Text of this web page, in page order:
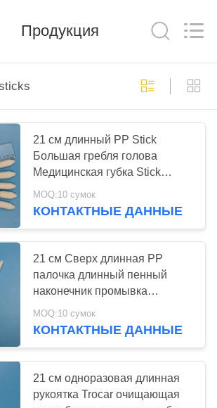
Продукция
21 см длинный PP Stick
Большая гребля голова
Медицинская губка Stick
Trocar Стирать пенообразный
мазок
MOQ:10 сумок
КОНТАКТНЫЕ ДАННЫЕ
21 см Сверх длинная PP
палочка длинный пенный
наконечник промывка
медицинская губка палочка
Trocar вытирать промывка
MOQ:10 сумок
КОНТАКТНЫЕ ДАННЫЕ
21 см одноразовая длинная
рукоятка Trocar очищающая